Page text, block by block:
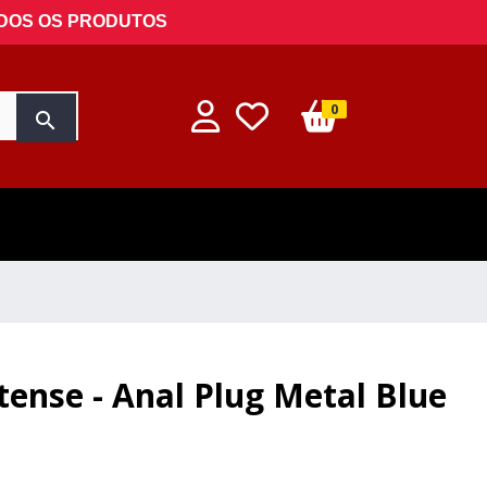
OS PRODUTOS
search 0
- Anal Plug Metal Blue